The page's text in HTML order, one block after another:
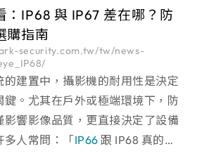
日曬與沿海鹽霧，加上停車場或
：IP68 與 IP67 差在哪？防
購指南
security.com.tw/tw/news-
的建置中，攝影機的耐用性是決定
鍵。尤其在戶外或極端環境下，防
影響影像品質，更直接決定了設備
多人常問：「IP66 跟 IP68 真的有